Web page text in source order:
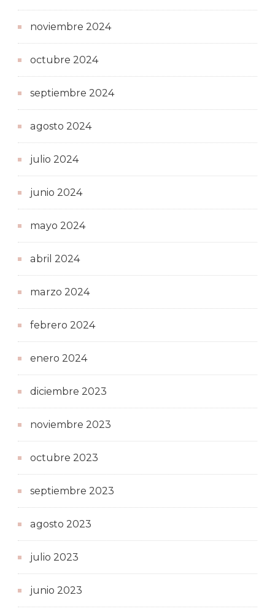
noviembre 2024
octubre 2024
septiembre 2024
agosto 2024
julio 2024
junio 2024
mayo 2024
abril 2024
marzo 2024
febrero 2024
enero 2024
diciembre 2023
noviembre 2023
octubre 2023
septiembre 2023
agosto 2023
julio 2023
junio 2023